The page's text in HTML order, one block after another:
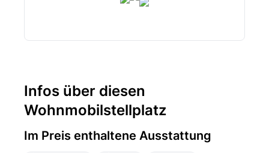
Infos über diesen
Wohnmobilstellplatz
Im Preis enthaltene Ausstattung